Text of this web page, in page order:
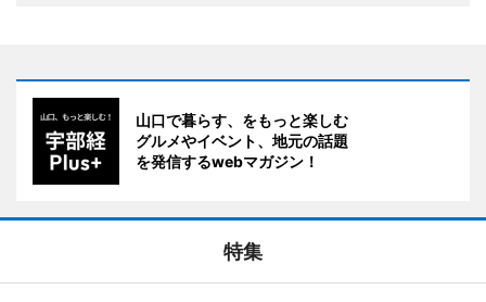
山口で暮らす、をもっと楽しむ
グルメやイベント、地元の話題
を発信するwebマガジン！
特集